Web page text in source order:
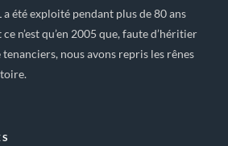
a été exploité pendant plus de 80 ans
n’est qu’en 2005 que, faute d’héritier
nous avons repris les rênes